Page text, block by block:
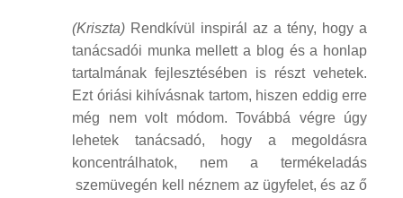
(Kriszta) Rendkívül inspirál az a tény, hogy a
tanácsadói munka mellett a blog és a honlap
tartalmának fejlesztésében is részt vehetek.
Ezt óriási kihívásnak tartom, hiszen eddig erre
még nem volt módom. Továbbá végre úgy
lehetek tanácsadó, hogy a megoldásra
koncentrálhatok, nem a termékeladás
szemüvegén kell néznem az ügyfelet, és az ő